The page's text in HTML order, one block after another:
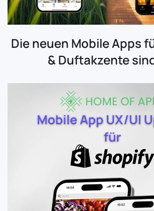
Die neuen Mobile Apps
& Duftakzente